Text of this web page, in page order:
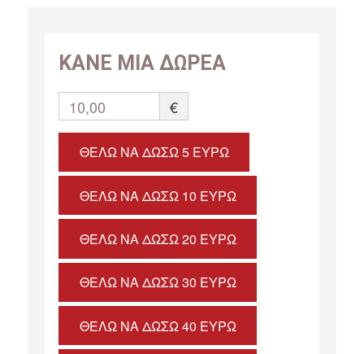
ΚΑΝΕ ΜΙΑ ΔΩΡΕΑ
10,00 €
ΘΈΛΩ ΝΑ ΔΏΣΩ 5 ΕΥΡΏ
ΘΈΛΩ ΝΑ ΔΏΣΩ 10 ΕΥΡΏ
ΘΈΛΩ ΝΑ ΔΏΣΩ 20 ΕΥΡΏ
ΘΈΛΩ ΝΑ ΔΏΣΩ 30 ΕΥΡΏ
ΘΈΛΩ ΝΑ ΔΏΣΩ 40 ΕΥΡΏ